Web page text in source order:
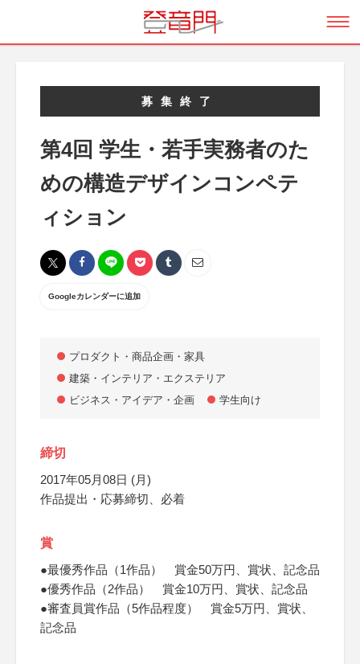
募集終了
第4回 学生・若手実務者のた
めの構造デザインコンペテ
ィション
Googleカレンダーに追加
プロダクト・商品企画・家具
建築・インテリア・エクステリア
ビジネス・アイデア・企画
学生向け
締切
2017年05月08日 (月)
作品提出・応募締切、必着
賞
●最優秀作品（1作品） 賞金50万円、賞状、記念品
●優秀作品（2作品） 賞金10万円、賞状、記念品
●審査員賞作品（5作品程度） 賞金5万円、賞状、
記念品